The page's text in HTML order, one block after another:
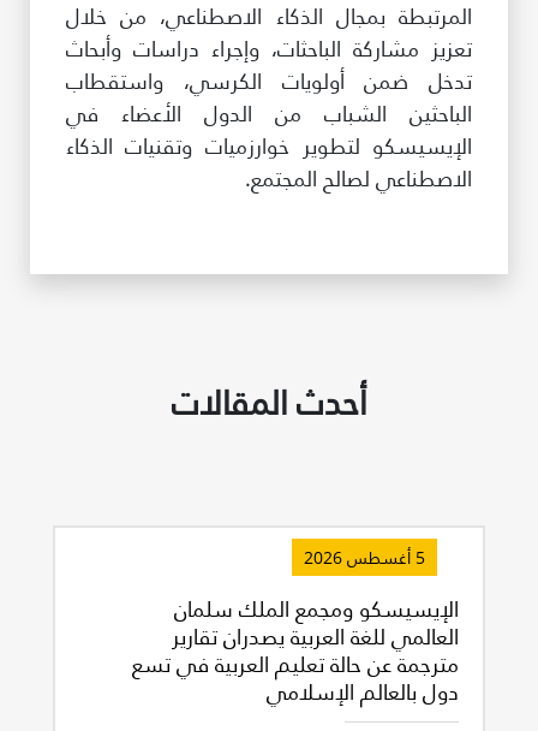
المرتبطة بمجال الذكاء الاصطناعي، من خلال
تعزيز مشاركة الباحثات، وإجراء دراسات وأبحاث
تدخل ضمن أولويات الكرسي، واستقطاب
الباحثين الشباب من الدول الأعضاء في
الإيسيسكو لتطوير خوارزميات وتقنيات الذكاء
الاصطناعي لصالح المجتمع.
أحدث المقالات
5 أغسطس 2026
الإيسيسكو ومجمع الملك سلمان
العالمي للغة العربية يصدران تقارير
مترجمة عن حالة تعليم العربية في تسع
دول بالعالم الإسلامي